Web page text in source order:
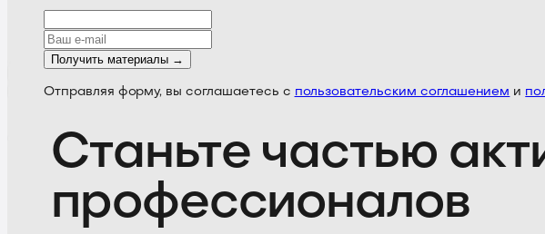
Получить материалы →
Отправляя форму, вы соглашаетесь с пользовательским соглашением и
Станьте частью
профессионалов